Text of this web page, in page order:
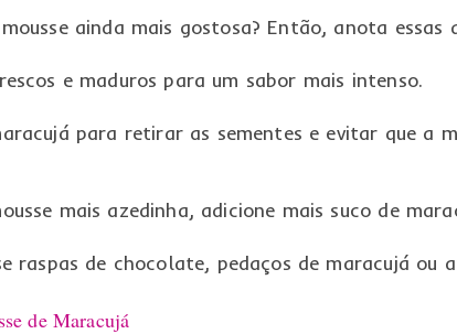
ainda mais gostosa? Então, anota essas
e maduros para um sabor mais intenso.
para retirar as sementes e evitar que a
mais azedinha, adicione mais suco de
raspas de chocolate, pedaços de maracujá ou
de Maracujá